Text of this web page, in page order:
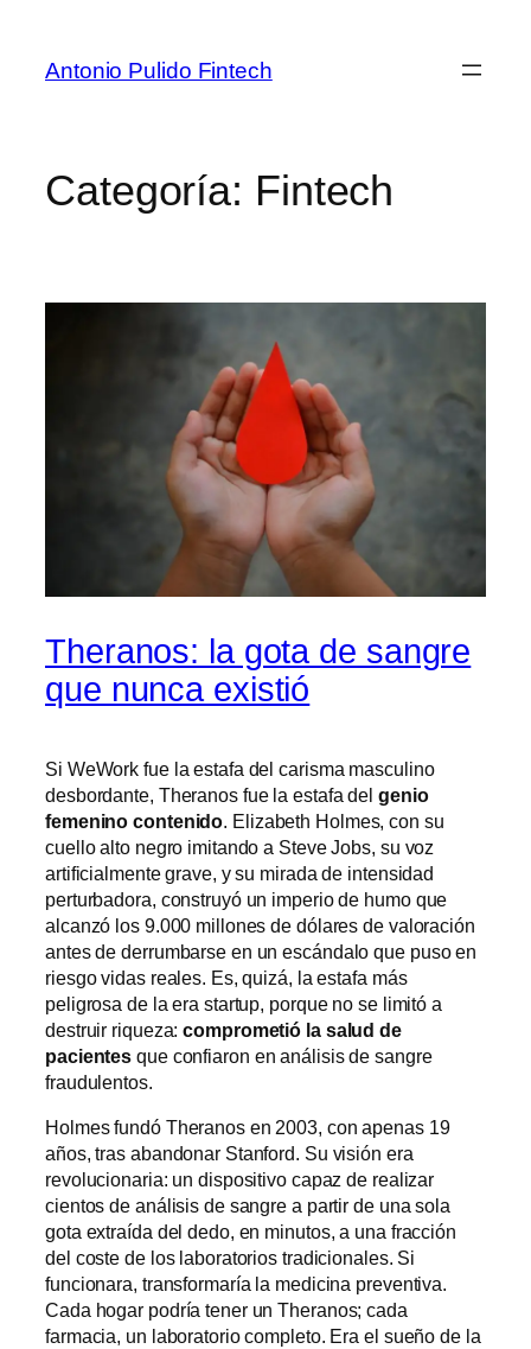
Antonio Pulido Fintech
Categoría: Fintech
Theranos: la gota de sangre
que nunca existió
Si WeWork fue la estafa del carisma masculino
desbordante, Theranos fue la estafa del genio
femenino contenido. Elizabeth Holmes, con su
cuello alto negro imitando a Steve Jobs, su voz
artificialmente grave, y su mirada de intensidad
perturbadora, construyó un imperio de humo que
alcanzó los 9.000 millones de dólares de valoración
antes de derrumbarse en un escándalo que puso en
riesgo vidas reales. Es, quizá, la estafa más
peligrosa de la era startup, porque no se limitó a
destruir riqueza:comprometió la salud de
pacientes que confiaron en análisis de sangre
fraudulentos.
Holmes fundó Theranos en 2003, con apenas 19
años, tras abandonar Stanford. Su visión era
revolucionaria: un dispositivo capaz de realizar
cientos de análisis de sangre a partir de una sola
gota extraída del dedo, en minutos, a una fracción
del coste de los laboratorios tradicionales. Si
funcionara, transformaría la medicina preventiva.
Cada hogar podría tener un Theranos; cada
farmacia, un laboratorio completo. Era el sueño de la